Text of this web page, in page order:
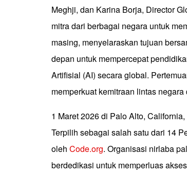
Meghji, dan Karina Borja, Director
mitra dari berbagai negara untuk
masing, menyelaraskan tujuan
depan untuk mempercepat
Artifisial (AI) secara global.
memperkuat kemitraan lintas
1 Maret 2026 di Palo Alto,
Terpilih sebagai salah satu dari 14
oleh Code.org. Organisasi nirlaba
berdedikasi untuk memperluas